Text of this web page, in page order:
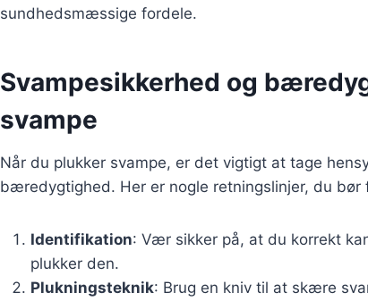
sundhedsmæssige fordele.
Svampesikkerhed og
svampe
Når du plukker svampe, er det vigtigt at tage
bæredygtighed. Her er nogle retningslinjer, du bør
Identifikation: Vær sikker på, at du korrekt
plukker den.
Plukningsteknik: Brug en kniv til at skære